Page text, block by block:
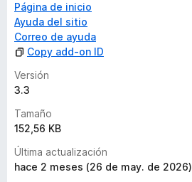
Página de inicio
Ayuda del sitio
Correo de ayuda
Copy add-on ID
Versión
3.3
Tamaño
152,56 KB
Última actualización
hace 2 meses (26 de may. de 2026)